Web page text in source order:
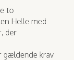
to
Helle med
der
gældende krav